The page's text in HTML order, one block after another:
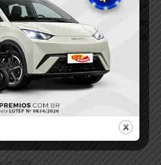
assume direção da 19ª
Seccional da Polícia Civil de
da Polícia Federal mira
de destruição ambiental em
de 2026